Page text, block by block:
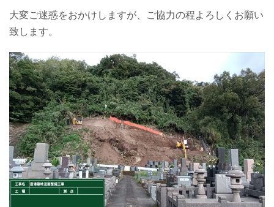
大変ご迷惑をおかけしますが、ご協力の程よろしくお願い
致します。